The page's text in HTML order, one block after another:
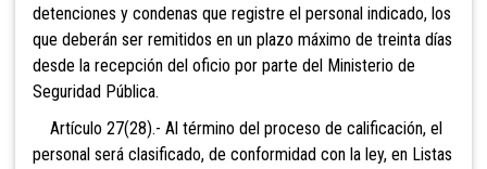
detenciones y condenas que registre el personal indicado, los
que deberán ser remitidos en un plazo máximo de treinta días
desde la recepción del oficio por parte del Ministerio de
Seguridad Pública.
Artículo 27(28).- Al término del proceso de calificación, el
personal será clasificado, de conformidad con la ley, en Listas